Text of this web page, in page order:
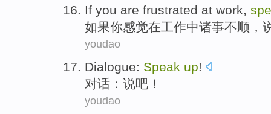
If you are frustrated at work,
如果你感觉在工作中诸事不顺，
youdao
Dialogue: Speak up!
对话 ： 说吧 ！
youdao